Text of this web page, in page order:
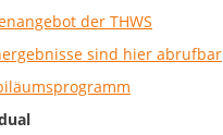
der THWS
sind hier abrufbar